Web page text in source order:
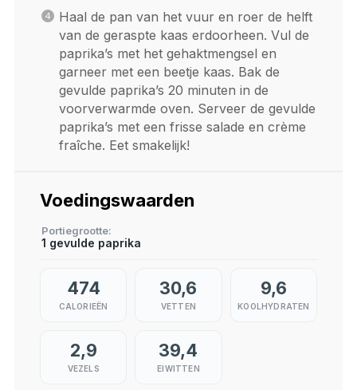
Haal de pan van het vuur en roer de helft
van de geraspte kaas erdoorheen. Vul de
paprika’s met het gehaktmengsel en
garneer met een beetje kaas. Bak de
gevulde paprika’s 20 minuten in de
voorverwarmde oven. Serveer de gevulde
paprika’s met een frisse salade en crème
fraîche. Eet smakelijk!
Voedingswaarden
Portiegrootte
1 gevulde paprika
474
CALORIEËN
30,6
VETTEN
9,6
KOOLHYDRATEN
2,9
VEZELS
39,4
EIWITTEN